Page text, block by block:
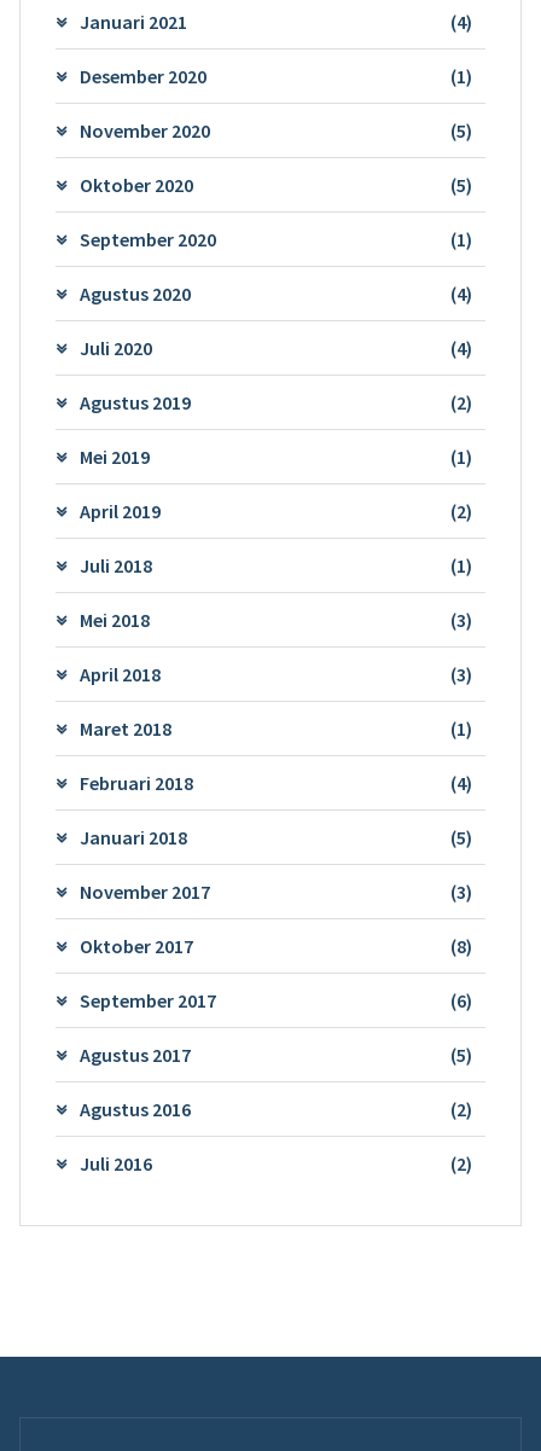
Januari 2021 (4)
Desember 2020 (1)
November 2020 (5)
Oktober 2020 (5)
September 2020 (1)
Agustus 2020 (4)
Juli 2020 (4)
Agustus 2019 (2)
Mei 2019 (1)
April 2019 (2)
Juli 2018 (1)
Mei 2018 (3)
April 2018 (3)
Maret 2018 (1)
Februari 2018 (4)
Januari 2018 (5)
November 2017 (3)
Oktober 2017 (8)
September 2017 (6)
Agustus 2017 (5)
Agustus 2016 (2)
Juli 2016 (2)